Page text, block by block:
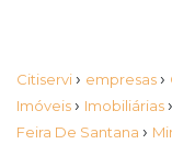
Citiservi › empresas ›
Imóveis › Imobiliárias ›
Feira De Santana ›